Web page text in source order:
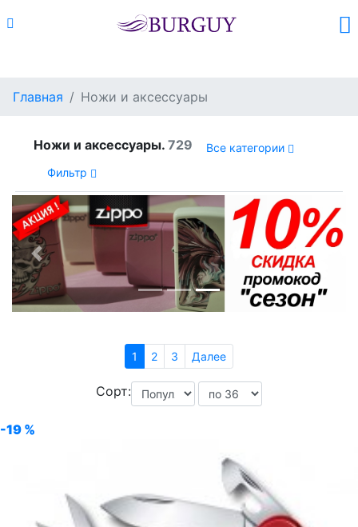
Главная Ножи и аксессуары
Ножи и аксессуары. 729
Все категории
Фильтр
Previous
1 2 3 Далее
Сорт:
-19 %